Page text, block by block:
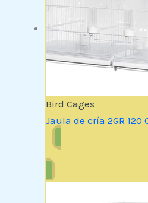
Bird Cages
Jaula de cría 2GR 120